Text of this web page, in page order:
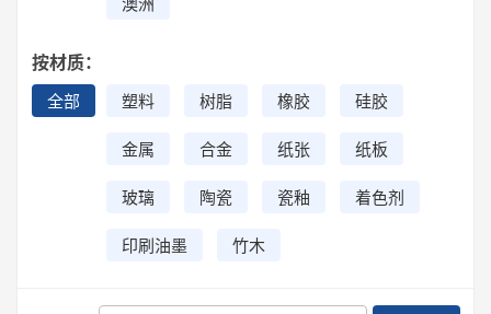
按材质：
全部 塑料 树脂 橡胶 硅胶
金属 合金 纸张 纸板
玻璃 陶瓷 瓷釉 着色剂
印刷油墨 竹木